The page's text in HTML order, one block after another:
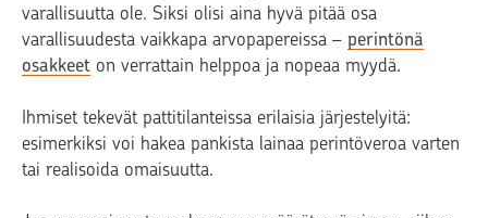
varallisuutta ole. Siksi olisi aina hyvä pitää osa
varallisuudesta vaikkapa arvopapereissa – perintönä
osakkeet on verrattain helppoa ja nopeaa myydä.
Ihmiset tekevät pattitilanteissa erilaisia järjestelyitä:
esimerkiksi voi hakea pankista lainaa perintöveroa varten
tai realisoida omaisuutta.